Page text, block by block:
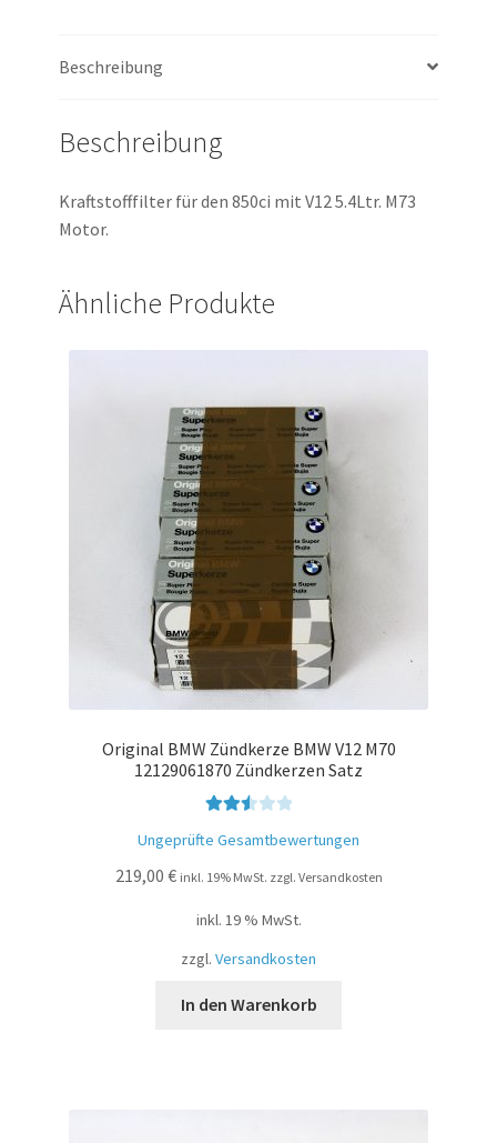
Beschreibung
Beschreibung
Kraftstofffilter für den 850ci mit V12 5.4Ltr. M73
Motor.
Ähnliche Produkte
Original BMW Zündkerze BMW V12 M70
12129061870 Zündkerzen Satz
tet mit
2.54
Ungeprüfte Gesamtbewertungen
219,00 € inkl. 19% MwSt. zzgl. Versandkosten
inkl. 19 % MwSt.
zzgl. Versandkosten
In den Warenkorb